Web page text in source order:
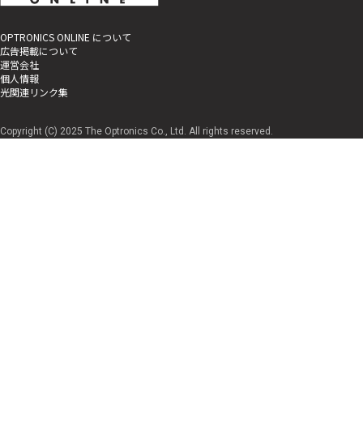
OPTRONICS ONLINE について
広告掲載について
運営会社
個人情報
光関連リンク集
Copyright (C) 2025 The Optronics Co., Ltd. All rights reserved.